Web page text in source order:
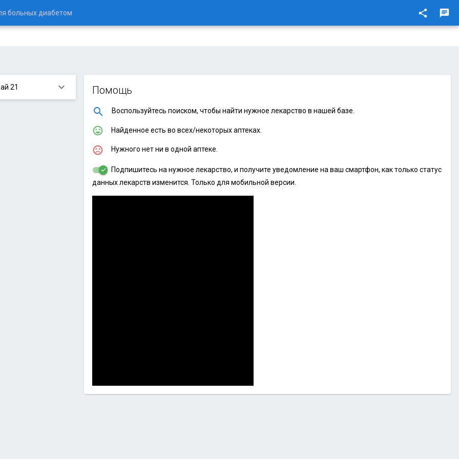
больных диабетом share chat
21 keyboard_arrow_down Помощь
Воспользуйтесь поиском, чтобы найти нужное лекарство в нашей базе.
Найденное есть во всех/некоторых аптеках.
Нужного нет ни в одной аптеке.
Подпишитесь на нужное лекарство, и получите уведомление на ваш смартфон, как только статус
данных лекарств изменится. Только для мобильной версии.